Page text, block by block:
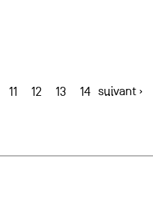
11 12 13 14 …
suivant ›